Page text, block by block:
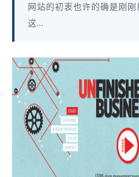
网站的初衷也许的确是刚
这...